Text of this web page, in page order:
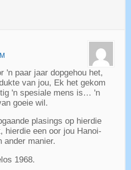
'n paar jaar dopgehou het,
van jou, Ek het gekom
'n spesiale mens is… 'n
goeie wil.
plasings op hierdie
hierdie een oor jou Hanoi-
ander manier.
1968.